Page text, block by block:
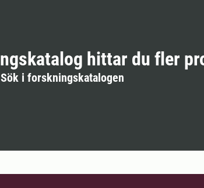
hittar du fler
Sök i forskningskatalogen